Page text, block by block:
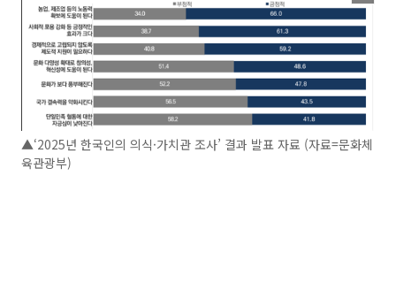
▲‘2025년 한국인의 의식·가치관 조사’ 결과 발표 자료 (자료=문화체
육관광부)